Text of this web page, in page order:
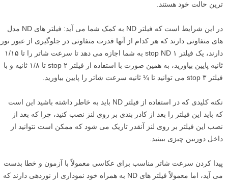
ترین حالت خود هستند.
در این شرایط است که فیلتر ND به کمک شما می آید: فیلتر های ND مدل
های متفاوتی دارند که هر کدام از آنها قدرت متفاوتی در جلوگیری از عبور نور
دارند، یک فیلتر ۱ stop ND به شما اجازه می دهد تا سرعت شاتر را تا ۱/۱۵
ثانیه پایین بیاورید، به همین صورت با استفاده از فیلتر ۲ stop تا ۱/۸ ثانیه و با
فیلتر ۳ stop می توانید تا ¼ ثانیه سرعت شاتر را پایین بیاورید.
نکته کلیدی که در استفاده از فیلتر ND باید به خاطر داشته باشید این است
که باید این فیلتر را بعد از کادر بندی بر روی لنز نصب کنید، چرا که بعد از
نصب این فیلتر بر روی لنز آنقدر تاریک می شود که ممکن است نتوانید از
داخل دوربین چیزی ببینید.
پیدا کردن سرعت شاتر مناسب برای عکاسی معمولاً با آزمون و خطا بدست
می آید، اما معمولاً فیلتر های ND به همراه خود نموداری از نوردهی دارند که